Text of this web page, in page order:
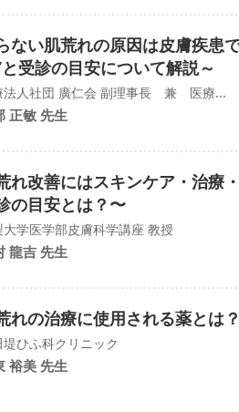
ない肌荒れの原因は皮膚疾患
受診の目安について解説～
法人社団 廣仁会 副理事長 兼 医療...
正敏 先生
れ改善にはスキンケア・治療
の目安とは？〜
大学医学部皮膚科学講座 教授
龍吉 先生
れの治療に使用される薬とは
堤ひふ科クリニック
裕美 先生